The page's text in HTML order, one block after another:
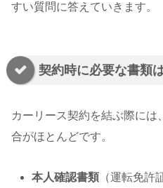
すい質問に答えていきます。
契約時に必要な書類
カーリース契約を結ぶ際に
合がほとんどです。
本人確認書類 （運転免許